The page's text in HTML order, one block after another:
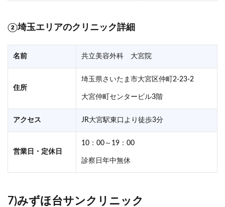
②埼玉エリアのクリニック詳細
名前 共立美容外科 大宮院
住所
埼玉県さいたま市大宮区仲町2-23-2
大宮仲町センタービル3階
アクセス JR大宮駅東口より徒歩3分
営業日・定休日
10：00～19：00
診察日年中無休
7)みずほ台サンクリニック